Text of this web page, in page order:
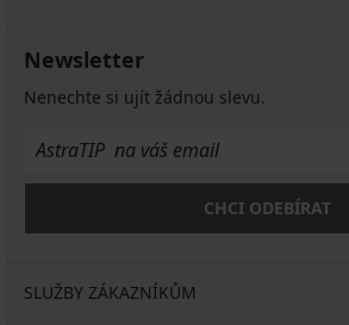
Newsletter
Nenechte si ujít žádnou slevu.
CHCI ODEBÍRAT
SLUŽBY ZÁKAZNÍKŮM